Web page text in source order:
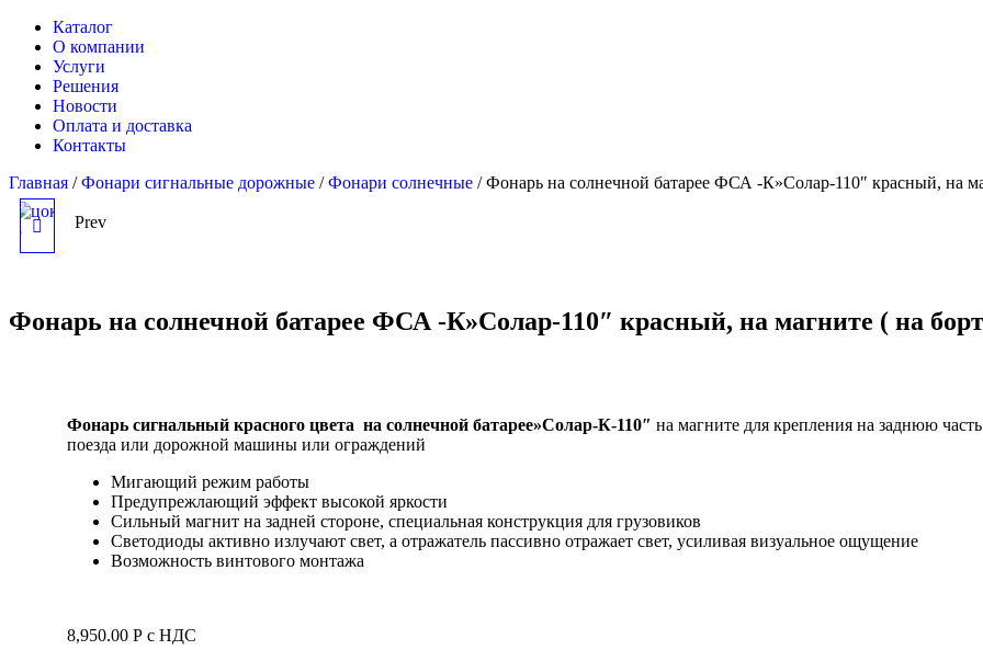
Каталог
О компании
Услуги
Решения
Новости
Оплата и доставка
Контакты
Главная /Фонари сигнальные дорожные /Фонари солнечные / Фонарь на солнечной батарее ФСА -К»Солар-110″ красный, на
ОПОРЫ ОГКС-5
Prev
Фонарь на солнечной батарее ФСА -К»Солар-110″ красный, на магните ( на
Фонарь сигнальный красного цвета на солнечной батарее»Солар-К-110″ на магните для крепления на заднюю часть
поезда или дорожной машины или ограждений
Мигающий режим работы
Предупрежлающий эффект высокой яркости
Сильный магнит на задней стороне, специальная конструкция для грузовиков
Светодиоды активно излучают свет, а отражатель пассивно отражает свет, усиливая визуальное ощущение
Возможность винтового монтажа
8,950.00Р с НДС